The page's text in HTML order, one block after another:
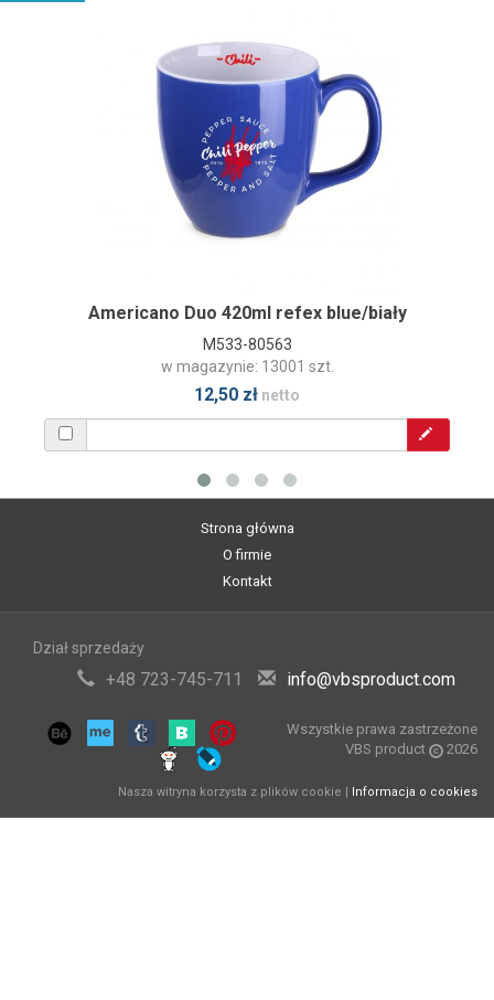
Americano Duo 420ml refex blue/biały
M533-80563
w magazynie: 13001 szt.
12,50 zł netto
Strona główna
O firmie
Kontakt
Dział sprzedaży
+48 723-745-711 info@vbsproduct.com
Wszystkie prawa zastrzeżone
VBS product
2026
Nasza witryna korzysta z plików cookie | Informacja o cookies